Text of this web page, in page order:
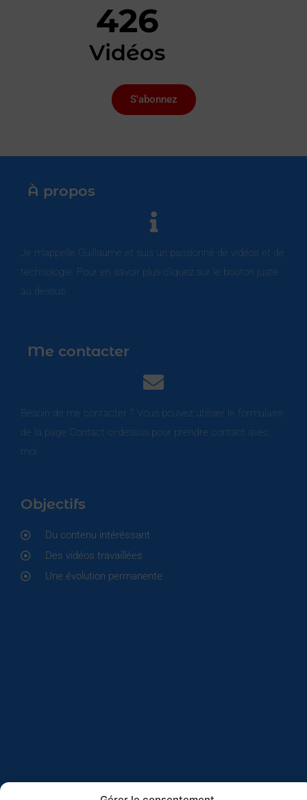
426
Vidéos
S'abonnez
À propos
Je m’appelle Guillaume et suis un passionné de vidéos et de
technologie. Pour en savoir plus cliquez sur le bouton juste
au dessus.
Me contacter
Besoin de me contacter ? Vous pouvez utiliser le formulaire
de la page Contact ci-dessus pour prendre contact avec
moi.
Objectifs
Du contenu intéréssant
Des vidéos travaillées
Une évolution permanente